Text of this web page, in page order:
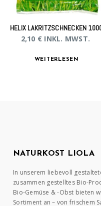
HELIX LAKRITZSCHNECKEN
2,10 € INKL. MWST.
WEITERLESEN
NATURKOST LIOLA
In unserem liebevoll
zusammen gestelltes Bio-
Bio-Gemüse & -Obst bieten
Sortiment an – von frischem